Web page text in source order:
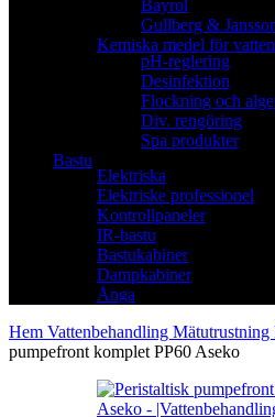
Bayrol
Gullberg &
Kemiska medel för
pH-reglering
Desinfektion
Flockning och
Div. rengöring
Spa produkter
Bastu
Elektriska
Elektriske professionel
Kontrollpaneler
IR-bastu
Bastukabiner
Dampkabiner
Ånga
Hem Vattenbehandling Mätutrustning
pumpefront komplet PP60 Aseko